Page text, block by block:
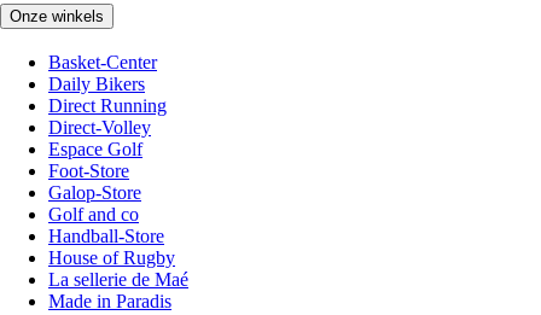
Onze winkels
Basket-Center
Daily Bikers
Direct Running
Direct-Volley
Espace Golf
Foot-Store
Galop-Store
Golf and co
Handball-Store
House of Rugby
La sellerie de Maé
Made in Paradis